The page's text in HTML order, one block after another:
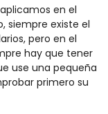
en el
siempre existe el
pero en el
hay que tener
use una pequeña
primero su